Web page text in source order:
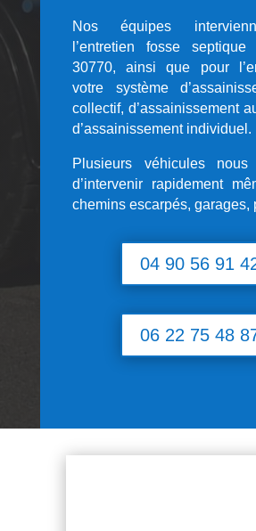
Nos équipes
l’entretien fosse septique
30770, ainsi que pour
votre système
collectif, d’assainissement
d’assainissement individuel.
Plusieurs véhicules nous
d’intervenir rapidement
chemins escarpés, garages,
04 90 56 91
06 22 75 48